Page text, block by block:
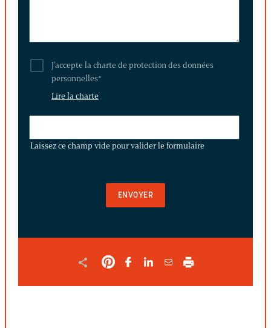
J'accepte la charte de protection des données
personnelles*
Lire la charte
CHAMP
Laissez ce champ vide pour valider le formulaire